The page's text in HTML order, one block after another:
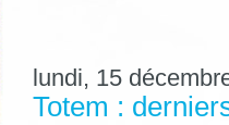
lundi, 15
Totem :